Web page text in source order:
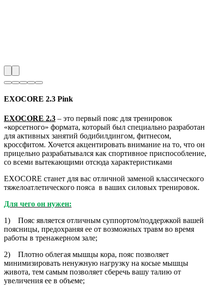
EXOCORE 2.3 Pink
EXOCORE 2.3 – это первый пояс для тренировок
«корсетного» формата, который был специально разработан
для активных занятий бодибилдингом, фитнесом,
кроссфитом. Хочется акцентировать внимание на то, что он
прицельно разрабатывался как спортивное приспособление,
со всеми вытекающими отсюда характеристиками
EXOCORE станет для вас отличной заменой классического
тяжелоатлетического пояса в ваших силовых тренировок.
Для чего он нужен:
1) Пояс является отличным суппортом/поддержкой вашей
поясницы, предохраняя ее от возможных травм во время
работы в тренажерном зале;
2) Плотно облегая мышцы кора, пояс позволяет
минимизировать ненужную нагрузку на косые мышцы
живота, тем самым позволяет сберечь вашу талию от
увеличения ее в объеме;